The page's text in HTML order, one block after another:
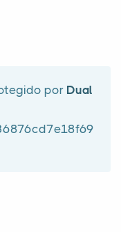
por Dual